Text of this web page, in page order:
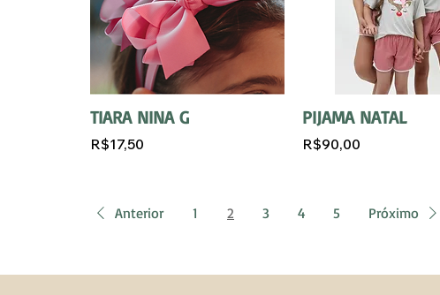
TIARA NINA G
R$17,50
PIJAMA NATAL
R$90,00
Anterior 1 2 3 4 5 Próximo